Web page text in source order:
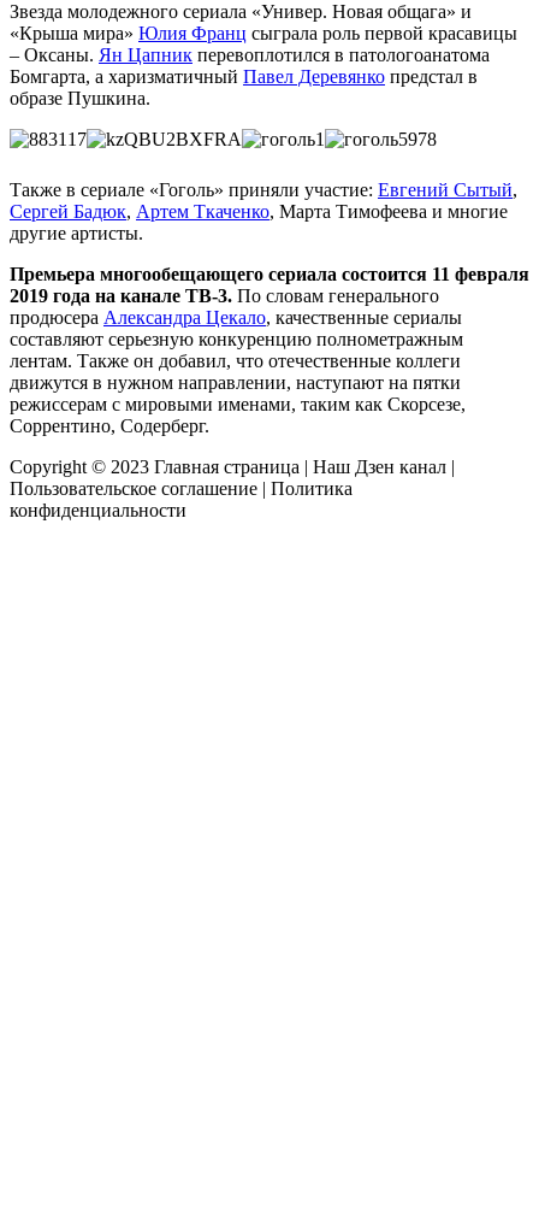
Звезда молодежного сериала «Универ. Новая общага» и
«Крыша мира» Юлия Франц сыграла роль первой красавицы
– Оксаны. Ян Цапник перевоплотился в патологоанатома
Бомгарта, а харизматичный Павел Деревянко предстал в
образе Пушкина.
Также в сериале «Гоголь» приняли участие: Евгений Сытый,
Сергей Бадюк, Артем Ткаченко, Марта Тимофеева и многие
другие артисты.
Премьера многообещающего сериала состоится 11 февраля
2019 года на канале ТВ-3. По словам генерального
продюсера Александра Цекало, качественные сериалы
составляют серьезную конкуренцию полнометражным
лентам. Также он добавил, что отечественные коллеги
движутся в нужном направлении, наступают на пятки
режиссерам с мировыми именами, таким как Скорсезе,
Соррентино, Содерберг.
Copyright © 2023 Главная страница | Наш Дзен канал |
Пользовательское соглашение | Политика
конфиденциальности